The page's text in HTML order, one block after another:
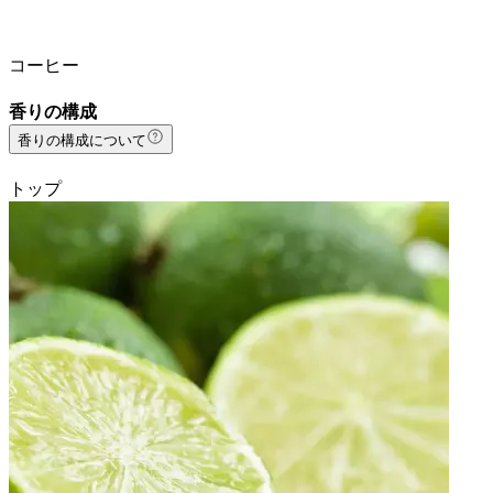
コーヒー
香りの構成
香りの構成について
トップ